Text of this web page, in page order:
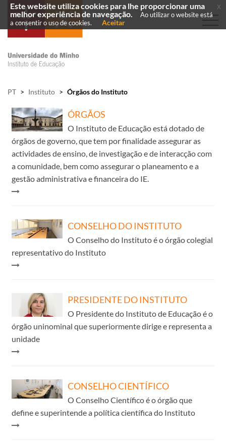
PT > Instituto > Órgãos do Instituto
ÓRGÃOS
O Instituto de Educação está dotado de
órgãos de governo, que tem por finalidade assegurar as
actividades de ensino, de investigação e de interacção com
a comunidade, bem como assegurar o planeamento e a
gestão administrativa e financeira do IE. ​
CONSELHO DO INSTITUTO
O Conselho do Instituto é o órgão colegial
representativo do Instituto
PRESIDENTE DO INSTITUTO
​O Presidente do Instituto de Educação é o
órgão uninominal que superiormente dirige e representa a
unidade​
CONSELHO CIENTÍFICO
O Conselho Científico é o órgão que
define e superintende a política científica do Instituto
Este website utiliza cookies para lhe proporcionar uma
melhor experiência de navegação.
Ao utilizar o website está
a consentir o uso de cookies.
Aceitar
x